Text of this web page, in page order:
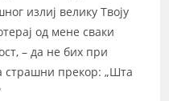
излиј велику Твоју
од мене сваки
– да не бих при
страшни прекор: „Шта